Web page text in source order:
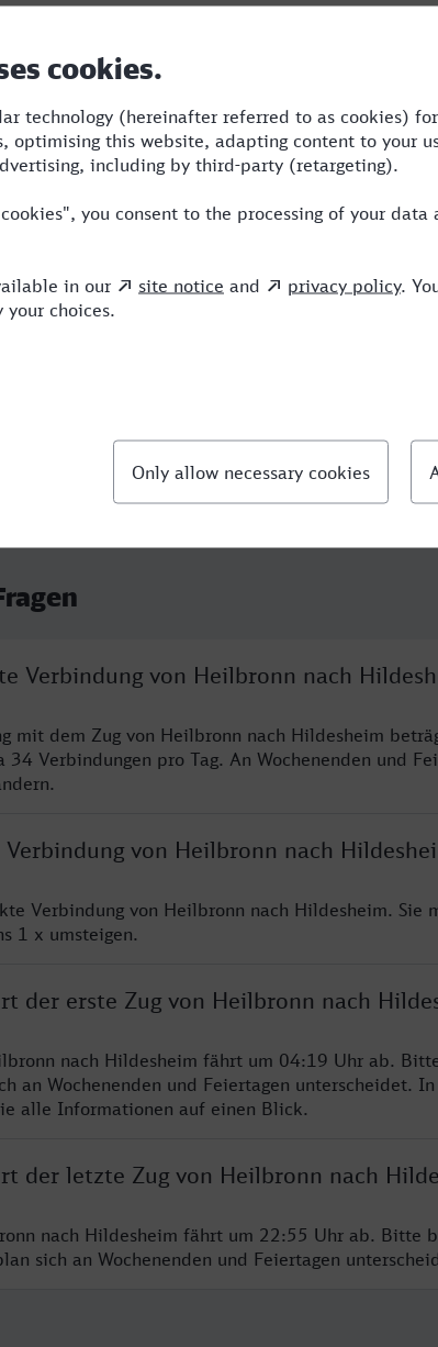
Verbindung von Heilbronn nach
mit dem Zug von Heilbronn nach Hildesheim
Verbindungen pro Tag. An Wochenenden und
von Heilbronn nach
Verbindung von Heilbronn nach Hildesheim. Sie
1 x umsteigen.
der erste Zug von Heilbronn nach
nach Hildesheim fährt um 04:19 Uhr ab.
an Wochenenden und Feiertagen unterscheidet.
alle Informationen auf einen Blick.
der letzte Zug von Heilbronn nach
nach Hildesheim fährt um 22:55 Uhr ab. Bitte
sich an Wochenenden und Feiertagen